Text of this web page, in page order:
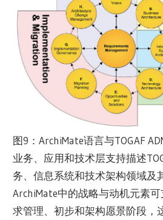
图9：ArchiMate语言与TOGAF
业务、应用和技术层支持描述
务、信息系统和技术架构领域及
ArchiMate中的战略与动机元素可
求管理、初步和架构愿景阶段，